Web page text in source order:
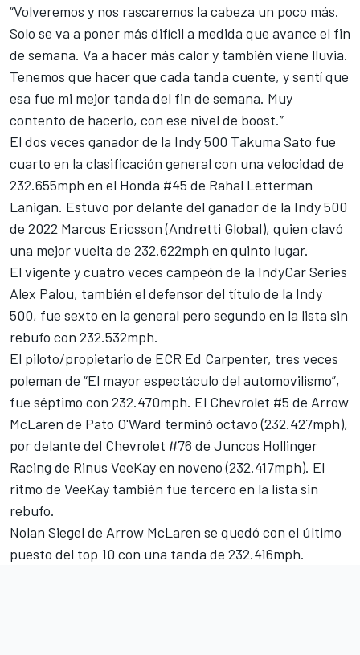
“Volveremos y nos rascaremos la cabeza un poco más.
Solo se va a poner más difícil a medida que avance el fin
de semana. Va a hacer más calor y también viene lluvia.
Tenemos que hacer que cada tanda cuente, y sentí que
esa fue mi mejor tanda del fin de semana. Muy
contento de hacerlo, con ese nivel de boost.”
El dos veces ganador de la Indy 500 Takuma Sato fue
cuarto en la clasificación general con una velocidad de
232.655mph en el Honda #45 de Rahal Letterman
Lanigan. Estuvo por delante del ganador de la Indy 500
de 2022 Marcus Ericsson(Andretti Global), quien clavó
una mejor vuelta de 232.622mph en quinto lugar.
El vigente y cuatro veces campeón de la IndyCar Series
Alex Palou, también el defensor del título de la Indy
500, fue sexto en la general pero segundo en la lista sin
rebufo con 232.532mph.
El piloto/propietario de ECR Ed Carpenter, tres veces
poleman de “El mayor espectáculo del automovilismo”,
fue séptimo con 232.470mph. El Chevrolet #5 de Arrow
McLaren de Pato O'Ward terminó octavo (232.427mph),
por delante del Chevrolet #76 de Juncos Hollinger
Racing de Rinus VeeKayen noveno (232.417mph). El
ritmo de VeeKay también fue tercero en la lista sin
rebufo.
Nolan Siegel de Arrow McLaren se quedó con el último
puesto del top 10 con una tanda de 232.416mph.